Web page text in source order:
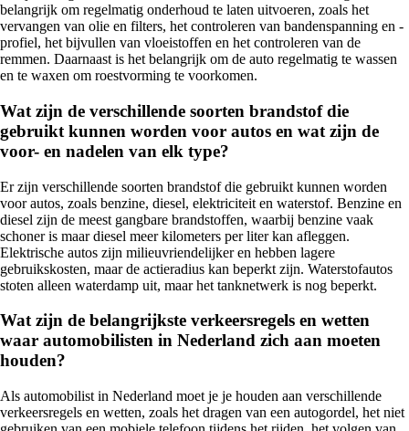
belangrijk om regelmatig onderhoud te laten uitvoeren, zoals het
vervangen van olie en filters, het controleren van bandenspanning en -
profiel, het bijvullen van vloeistoffen en het controleren van de
remmen. Daarnaast is het belangrijk om de auto regelmatig te wassen
en te waxen om roestvorming te voorkomen.
Wat zijn de verschillende soorten brandstof die
gebruikt kunnen worden voor autos en wat zijn de
voor- en nadelen van elk type?
Er zijn verschillende soorten brandstof die gebruikt kunnen worden
voor autos, zoals benzine, diesel, elektriciteit en waterstof. Benzine en
diesel zijn de meest gangbare brandstoffen, waarbij benzine vaak
schoner is maar diesel meer kilometers per liter kan afleggen.
Elektrische autos zijn milieuvriendelijker en hebben lagere
gebruikskosten, maar de actieradius kan beperkt zijn. Waterstofautos
stoten alleen waterdamp uit, maar het tanknetwerk is nog beperkt.
Wat zijn de belangrijkste verkeersregels en wetten
waar automobilisten in Nederland zich aan moeten
houden?
Als automobilist in Nederland moet je je houden aan verschillende
verkeersregels en wetten, zoals het dragen van een autogordel, het niet